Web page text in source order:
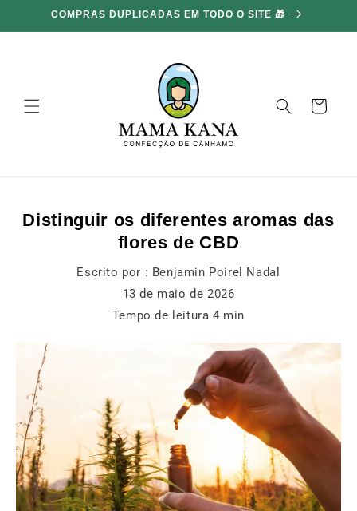
ir para o
conteúdo
COMPRAS DUPLICADAS EM TODO O SITE 🎁
Carrinho
Distinguir os diferentes aromas das
flores de CBD
Escrito por : Benjamin Poirel Nadal
13 de maio de 2026
Tempo de leitura4 min